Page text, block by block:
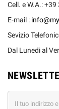
Cell. e W.A.:
E-mail :
Sevizio
Dal Lunedi al